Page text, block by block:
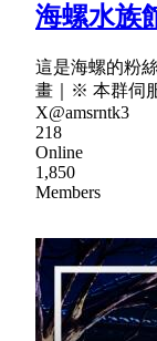
海螺水族
這是海螺的粉
畫｜※ 本群伺
X@amsrntk3
218
Online
1,850
Members